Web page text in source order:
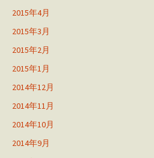
2015年4月
2015年3月
2015年2月
2015年1月
2014年12月
2014年11月
2014年10月
2014年9月